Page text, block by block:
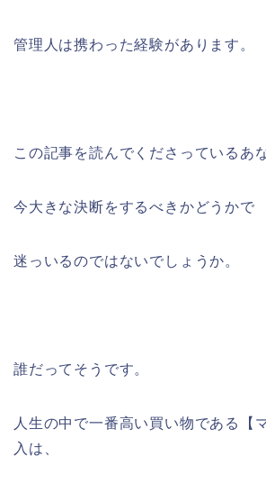
管理人は携わった経験があります。
この記事を読んでくださっているあ
今大きな決断をするべきかどうかで
迷っいるのではないでしょうか。
誰だってそうです。
人生の中で一番高い買い物である【
入は、